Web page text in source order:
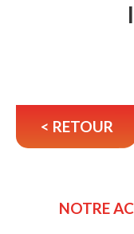
< RETOUR
NOTRE